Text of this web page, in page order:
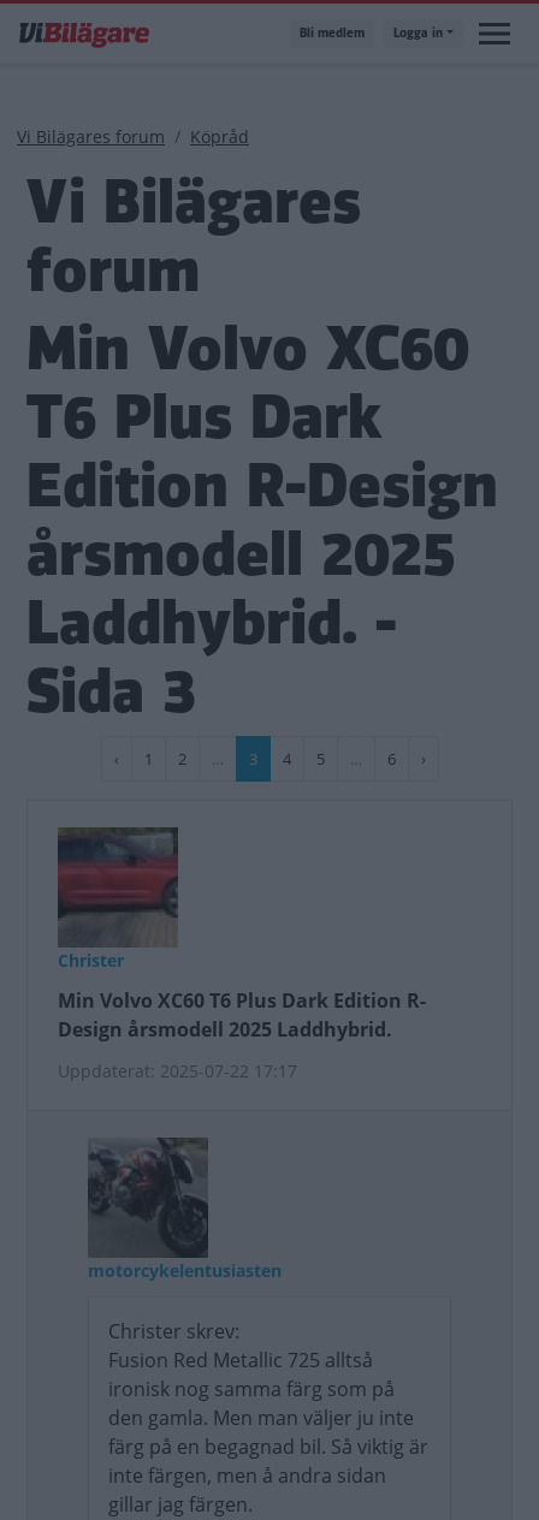
till
Bli medlem Logga in
Länkstig
Vi Bilägares forum Köpråd
Vi Bilägares
forum
Min Volvo XC60
T6 Plus Dark
Edition R-Design
årsmodell 2025
Laddhybrid. -
Sida 3
Paginering
Föregående
‹ Sida
1 Sida
2 …
Nuvarande
3 Sida
4 Sida
5 … Sida
6
Nästa
›
Christer
Min Volvo XC60 T6 Plus Dark Edition R-
Design årsmodell 2025 Laddhybrid.
Uppdaterat: 2025-07-22 17:17
motorcykelentusiasten
Christer skrev:
Fusion Red Metallic 725 alltså
ironisk nog samma färg som på
den gamla. Men man väljer ju inte
färg på en begagnad bil. Så viktig är
inte färgen, men å andra sidan
gillar jag färgen.